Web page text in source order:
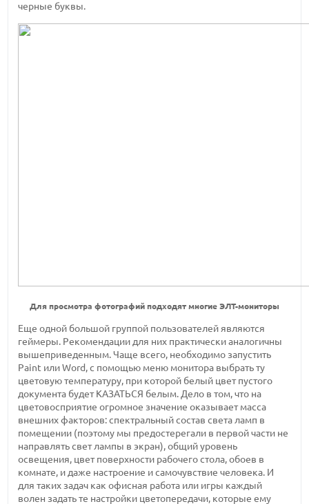
черные буквы.
Для просмотра фотографий подходят многие ЭЛТ-мониторы
Еще одной большой группой пользователей являются
геймеры. Рекомендации для них практически аналогичны
вышеприведенным. Чаще всего, необходимо запустить
Paint или Word, с помощью меню монитора выбрать ту
цветовую температуру, при которой белый цвет пустого
документа будет КАЗАТЬСЯ белым. Дело в том, что на
цветовосприятие огромное значение оказывает масса
внешних факторов: спектральный состав света ламп в
помещении (поэтому мы предостерегали в первой части не
направлять свет лампы в экран), общий уровень
освещения, цвет поверхности рабочего стола, обоев в
комнате, и даже настроение и самочувствие человека. И
для таких задач как офисная работа или игры каждый
волен задать те настройки цветопередачи, которые ему